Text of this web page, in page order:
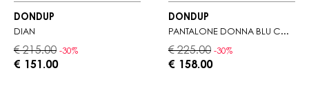
DONDUP
DIAN
€ 215.00 -30%
€ 151.00
DONDUP
PANTALONE DONNA BLU CON PASSANTI IN VITA
€ 225.00 -30%
€ 158.00